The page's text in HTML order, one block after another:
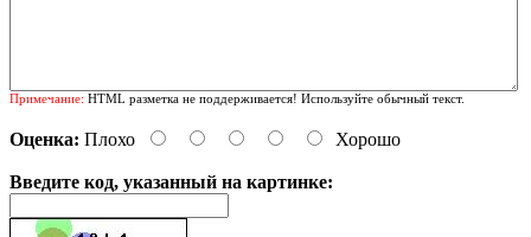
Примечание: HTML разметка не поддерживается! Используйте обычный текст.
Оценка: Плохо Хорошо
Введите код, указанный на картинке: